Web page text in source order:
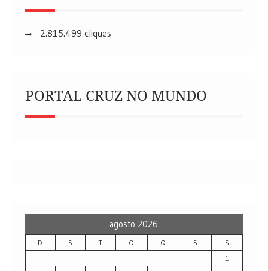
2.815.499 cliques
PORTAL CRUZ NO MUNDO
agosto 2026
D S T Q Q S
S
1